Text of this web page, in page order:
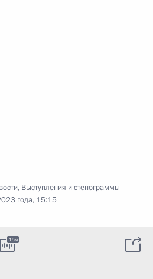
, Выступления и стенограммы
года, 15:15
15м